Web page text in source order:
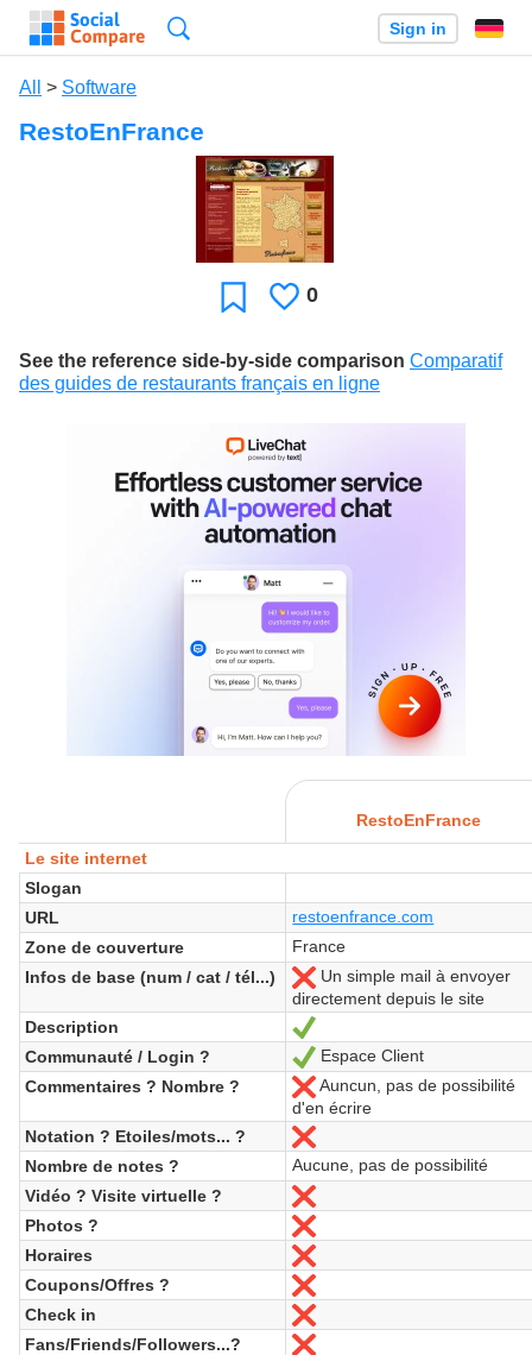
Sign in
All > Software
RestoEnFrance
FavoriteLikes
0
See the reference side-by-side comparison Comparatif
des guides de restaurants français en ligne
RestoEnFrance
Le site internet
Slogan
URL
restoenfrance.com
Zone de couverture
France
Infos de base (num / cat / tél...)
Nein
Un simple mail à envoyer
directement depuis le site
Description
Ja
Communauté / Login ?
Ja
Espace Client
Commentaires ? Nombre ?
Nein
Auncun, pas de possibilité
d'en écrire
Notation ? Etoiles/mots... ?
Nein
Nombre de notes ?
Aucune, pas de possibilité
Vidéo ? Visite virtuelle ?
Nein
Photos ?
Nein
Horaires
Nein
Coupons/Offres ?
Nein
Check in
Nein
Fans/Friends/Followers...?
Nein